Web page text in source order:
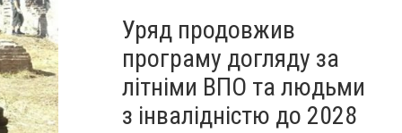
новому українському
фільмі, - ФОТО
Уряд продовжив
програму догляду за
літніми ВПО та людьми
з інвалідністю до 2028